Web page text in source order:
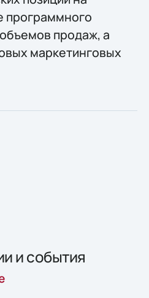
программного
продаж, а
маркетинговых
и события